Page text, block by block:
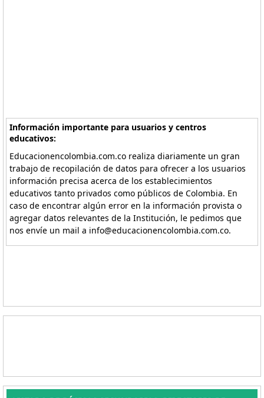
Información importante para usuarios y centros
educativos:
Educacionencolombia.com.co realiza diariamente un gran
trabajo de recopilación de datos para ofrecer a los usuarios
información precisa acerca de los establecimientos
educativos tanto privados como públicos de Colombia. En
caso de encontrar algún error en la información provista o
agregar datos relevantes de la Institución, le pedimos que
nos envíe un mail a info@educacionencolombia.com.co.